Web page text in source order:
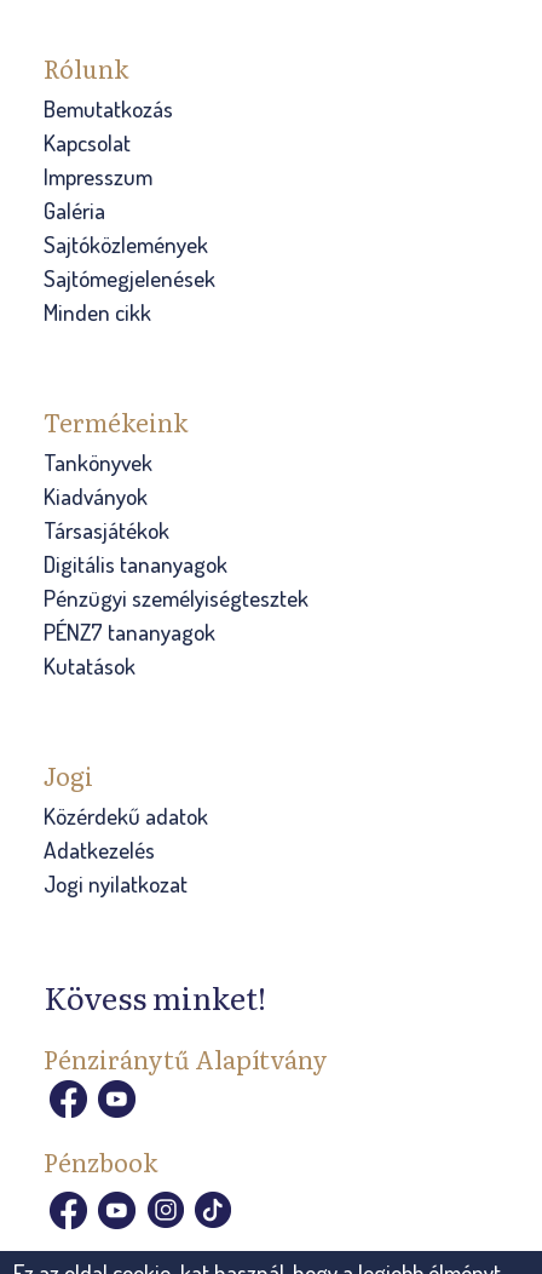
Rólunk
Bemutatkozás
Kapcsolat
Impresszum
Galéria
Sajtóközlemények
Sajtómegjelenések
Minden cikk
Termékeink
Tankönyvek
Kiadványok
Társasjátékok
Digitális tananyagok
Pénzügyi személyiségtesztek
PÉNZ7 tananyagok
Kutatások
Jogi
Közérdekű adatok
Adatkezelés
Jogi nyilatkozat
Kövess minket!
Pénziránytű Alapítvány
Pénzbook